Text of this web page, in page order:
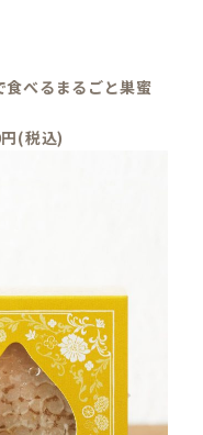
食べるまるごと巣蜜
(税込)